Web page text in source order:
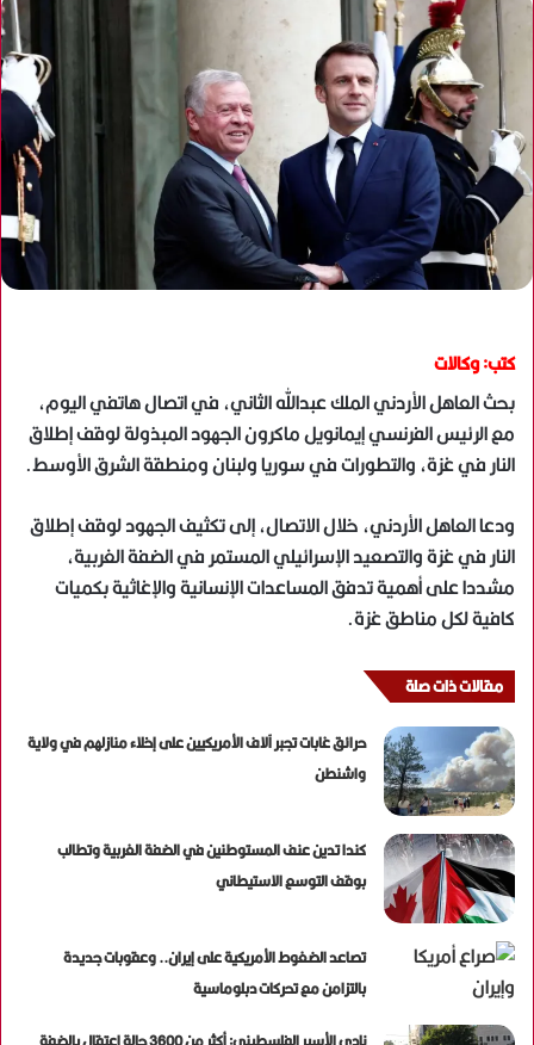
كتب: وكالات
بحث العاهل الأردني الملك عبدالله الثاني، في اتصال هاتفي اليوم،
مع الرئيس الفرنسي إيمانويل ماكرون الجهود المبذولة لوقف إطلاق
النار في غزة، والتطورات في سوريا ولبنان ومنطقة الشرق الأوسط.
ودعا العاهل الأردني، خلال الاتصال، إلى تكثيف الجهود لوقف إطلاق
النار في غزة والتصعيد الإسرائيلي المستمر في الضفة الغربية،
مشددا على أهمية تدفق المساعدات الإنسانية والإغاثية بكميات
كافية لكل مناطق غزة.
مقالات ذات صلة
حرائق غابات تجبر آلاف الأمريكيين على إخلاء منازلهم في ولاية
واشنطن
كندا تدين عنف المستوطنين في الضفة الغربية وتطالب
بوقف التوسع الاستيطاني
تصاعد الضغوط الأمريكية على إيران.. وعقوبات جديدة
بالتزامن مع تحركات دبلوماسية